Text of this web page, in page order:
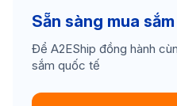
Sẵn sàng mua
Để A2EShip đồng hành
sắm quốc tế